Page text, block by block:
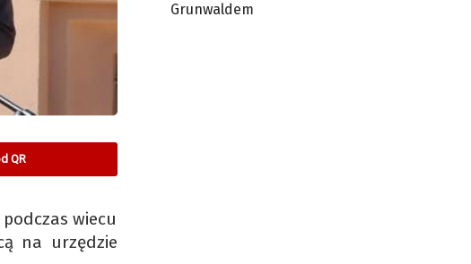
QR
wiecu
na urzędzie
Grunwaldem